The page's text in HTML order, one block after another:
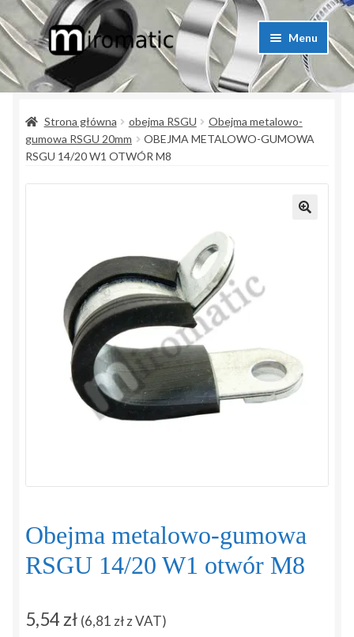
Przejdź
do
nawigacji
Przejdź
do
treści
Menu
Strona główna
Blog przemysłowy
Kontakt
Moje konto
Polityka prywatności
Regulamin
Sposoby płatności i dostawy
Zwroty i reklamacje
Strona główna obejma RSGU
Obejma metalowo-
gumowa RSGU 20mm
OBEJMA METALOWO-GUMOWA
RSGU 14/20 W1 OTWÓR M8
Obejma metalowo-gumowa
RSGU 14/20 W1 otwór M8
5,54zł (6,81 złz VAT)